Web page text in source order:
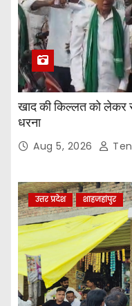
खाद की किल्लत को लेकर
धरना
Aug 5, 2026
उत्तर प्रदेश शाहजहांपुर